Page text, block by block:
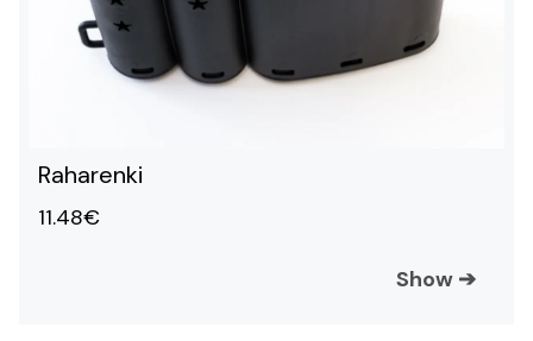
Raharenki
11.48€
Show ➔